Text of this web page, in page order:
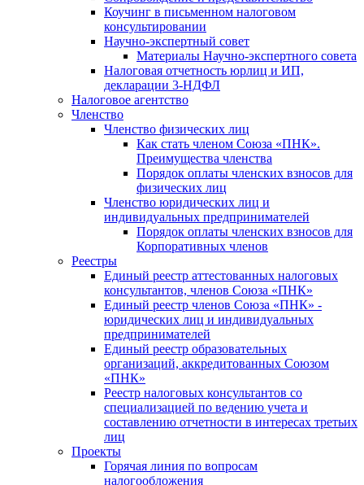
Коучинг в письменном налоговом
консультировании
Научно-экспертный совет
Материалы Научно-экспертного совета
Налоговая отчетность юрлиц и ИП,
декларации 3-НДФЛ
Налоговое агентство
Членство
Членство физических лиц
Как стать членом Союза «ПНК».
Преимущества членства
Порядок оплаты членских взносов для
физических лиц
Членство юридических лиц и
индивидуальных предпринимателей
Порядок оплаты членских взносов для
Корпоративных членов
Реестры
Единый реестр аттестованных налоговых
консультантов, членов Союза «ПНК»
Единый реестр членов Союза «ПНК» -
юридических лиц и индивидуальных
предпринимателей
Единый реестр образовательных
организаций, аккредитованных Союзом
«ПНК»
Реестр налоговых консультантов со
специализацией по ведению учета и
составлению отчетности в интересах третьих
лиц
Проекты
Горячая линия по вопросам
налогообложения